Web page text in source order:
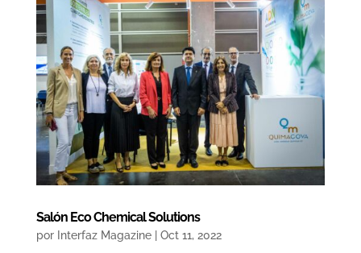
Salón Eco Chemical Solutions
por Interfaz Magazine| Oct 11, 2022